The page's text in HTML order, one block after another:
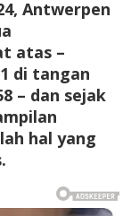
Antwerpen
atas –
di tangan
– dan sejak
hal yang